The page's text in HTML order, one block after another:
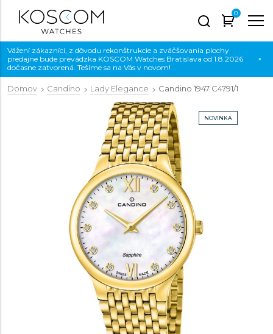
0
Vážení zákazníci, z dôvodu rekonštrukcie a zväčšovania plochy
predajne bude prevádzka KOSCOM Watches Bratislava od 1.8.2026
dočasne zatvorená. Tešíme sa na Vás v novom!
×
Domov Candino Lady Elegance Candino 1947 C4791/1
NOVINKA